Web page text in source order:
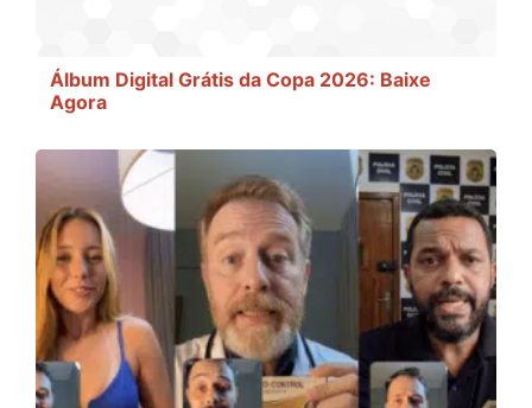
Álbum Digital Grátis da Copa 2026: Baixe
Agora